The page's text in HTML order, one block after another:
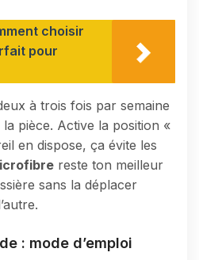
choisir
pour
à trois fois par semaine
pièce. Active la position «
en dispose, ça évite les
reste ton meilleur
sans la déplacer
: mode d’emploi